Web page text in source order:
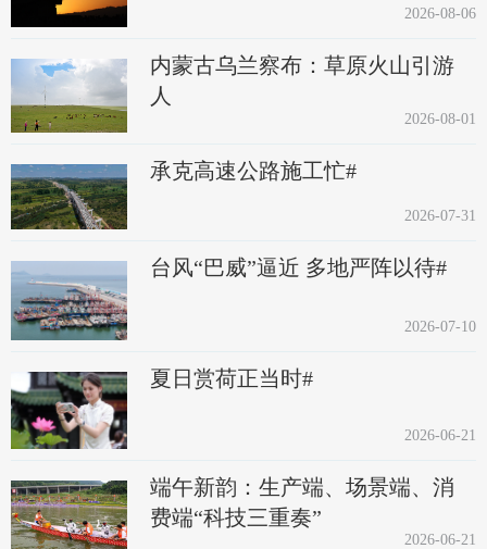
2026-08-06
内蒙古乌兰察布：草原火山引游
人
2026-08-01
承克高速公路施工忙#
2026-07-31
台风“巴威”逼近 多地严阵以待#
2026-07-10
夏日赏荷正当时#
2026-06-21
端午新韵：生产端、场景端、消
费端“科技三重奏”
2026-06-21